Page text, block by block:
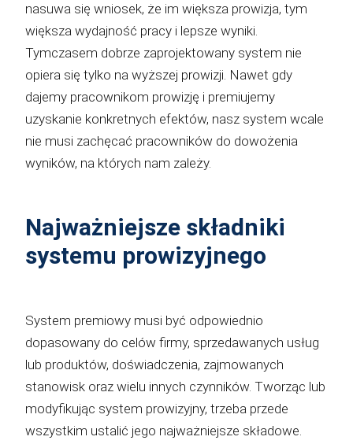
nasuwa się wniosek, że im większa prowizja, tym
większa wydajność pracy i lepsze wyniki.
Tymczasem dobrze zaprojektowany system nie
opiera się tylko na wyższej prowizji. Nawet gdy
dajemy pracownikom prowizję i premiujemy
uzyskanie konkretnych efektów, nasz system wcale
nie musi zachęcać pracowników do dowożenia
wyników, na których nam zależy.
Najważniejsze składniki
systemu prowizyjnego
System premiowy musi być odpowiednio
dopasowany do celów firmy, sprzedawanych usług
lub produktów, doświadczenia, zajmowanych
stanowisk oraz wielu innych czynników. Tworząc lub
modyfikując system prowizyjny, trzeba przede
wszystkim ustalić jego najważniejsze składowe.